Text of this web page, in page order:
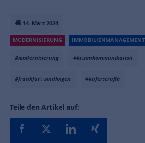
14. März 2024
MODERNISIERUNG IMMOBILIENMANAGEMENT
#modernisierung #krisenkommunikation
#frankfurt-sindlingen #küferstraße
Teile den Artikel auf: